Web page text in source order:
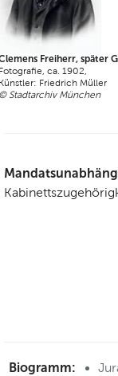
Freiherr, später
ca. 1902,
Friedrich Müller
Stadtarchiv München
Biogramm: